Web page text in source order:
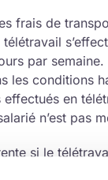
frais de
par
les conditions
en
n’est pas
si le
le ministère du